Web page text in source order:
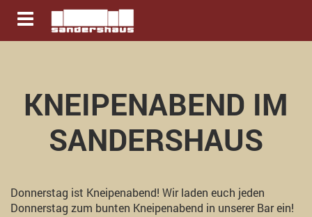
Navigation ein-/ausblenden
KNEIPENABEND IM
SANDERSHAUS
Donnerstag ist Kneipenabend! Wir laden euch jeden
Donnerstag zum bunten Kneipenabend in unserer Bar ein!